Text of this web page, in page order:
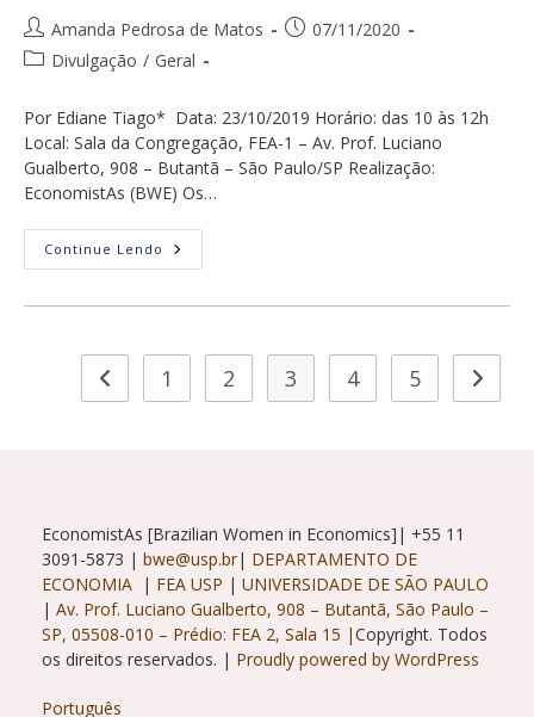
Mulher
(PCSVDFMulher)
Autor
do
Amanda Pedrosa de Matos
Post07/11/2020
Categoria
post:
Divulgação / Geral
Por Ediane Tiago* Data: 23/10/2019 Horário: das 10 às 12h
Local: Sala da Congregação, FEA-1 – Av. Prof. Luciano
Gualberto, 908 – Butantã – São Paulo/SP Realização:
EconomistAs (BWE) Os…
Continue Lendo Lançamento
Da
PCSVDFMulher
Ir para a página anterior
1 2 3 4 5 Ir para
EconomistAs [Brazilian Women in Economics]| +55 11
3091-5873 | bwe@usp.br| DEPARTAMENTO DE
ECONOMIA | FEA USP | UNIVERSIDADE DE SÃO PAULO
| Av. Prof. Luciano Gualberto, 908 – Butantã, São Paulo –
SP, 05508-010 – Prédio: FEA 2, Sala 15 |Copyright. Todos
os direitos reservados. | Proudly powered by WordPress
Português